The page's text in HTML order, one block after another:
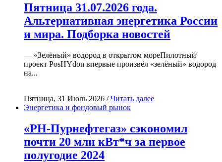
Пятница 31.07.2026 года.
Альтернативная энергетика России
и мира. Подборка новостей
— «Зелёный» водород в открытом мореПилотный
проект PosHYdon впервые произвёл «зелёный» водород
на...
Пятница, 31 Июль 2026 /Читать далее
Энергетика и фондовый рынок
«РН-Пурнефтегаз» сэкономил
почти 20 млн кВт*ч за первое
полугодие 2024